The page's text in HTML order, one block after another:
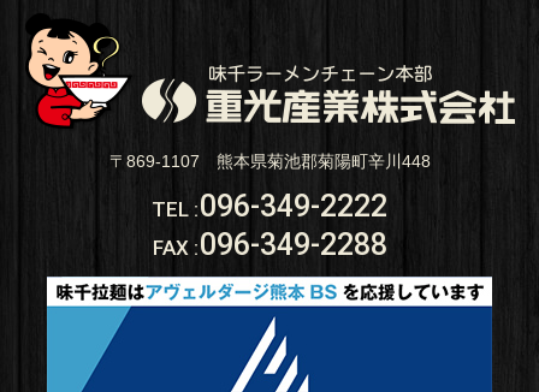
〒869-1107 熊本県菊池郡菊陽町辛川448
TEL :096-349-2222
FAX :096-349-2288